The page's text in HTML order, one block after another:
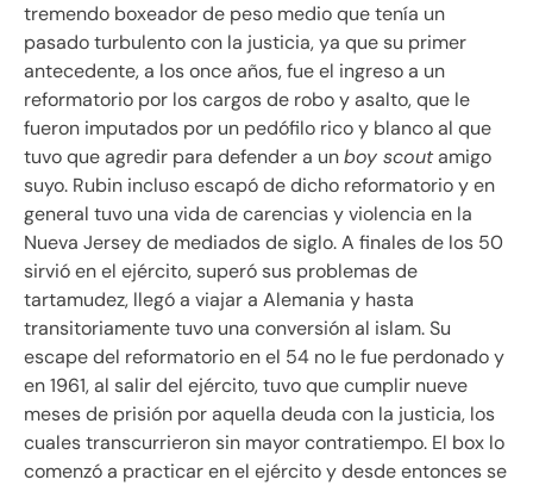
tremendo boxeador de peso medio que tenía un
pasado turbulento con la justicia, ya que su primer
antecedente, a los once años, fue el ingreso a un
reformatorio por los cargos de robo y asalto, que le
fueron imputados por un pedófilo rico y blanco al que
tuvo que agredir para defender a unboy scoutamigo
suyo. Rubin incluso escapó de dicho reformatorio y en
general tuvo una vida de carencias y violencia en la
Nueva Jersey de mediados de siglo. A finales de los 50
sirvió en el ejército, superó sus problemas de
tartamudez, llegó a viajar a Alemania y hasta
transitoriamente tuvo una conversión al islam. Su
escape del reformatorio en el 54 no le fue perdonado y
en 1961, al salir del ejército, tuvo que cumplir nueve
meses de prisión por aquella deuda con la justicia, los
cuales transcurrieron sin mayor contratiempo. El box lo
comenzó a practicar en el ejército y desde entonces se